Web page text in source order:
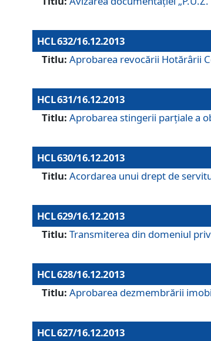
HCL 632/16.12.2013
Titlu: Aprobarea revocării Hotărârii
HCL 631/16.12.2013
Titlu: Aprobarea stingerii parţiale a
HCL 630/16.12.2013
Titlu: Acordarea unui drept de
HCL 629/16.12.2013
Titlu: Transmiterea din domeniul
HCL 628/16.12.2013
Titlu: Aprobarea dezmembrării
HCL 627/16.12.2013